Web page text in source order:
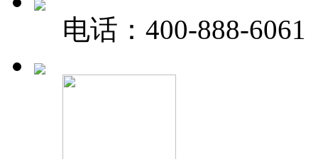
电话： 400-888-6061